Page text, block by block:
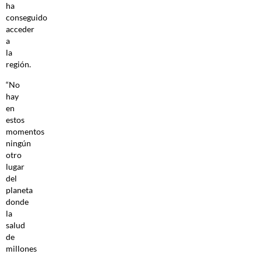
ha
conseguido
acceder
a
la
región.
“No
hay
en
estos
momentos
ningún
otro
lugar
del
planeta
donde
la
salud
de
millones